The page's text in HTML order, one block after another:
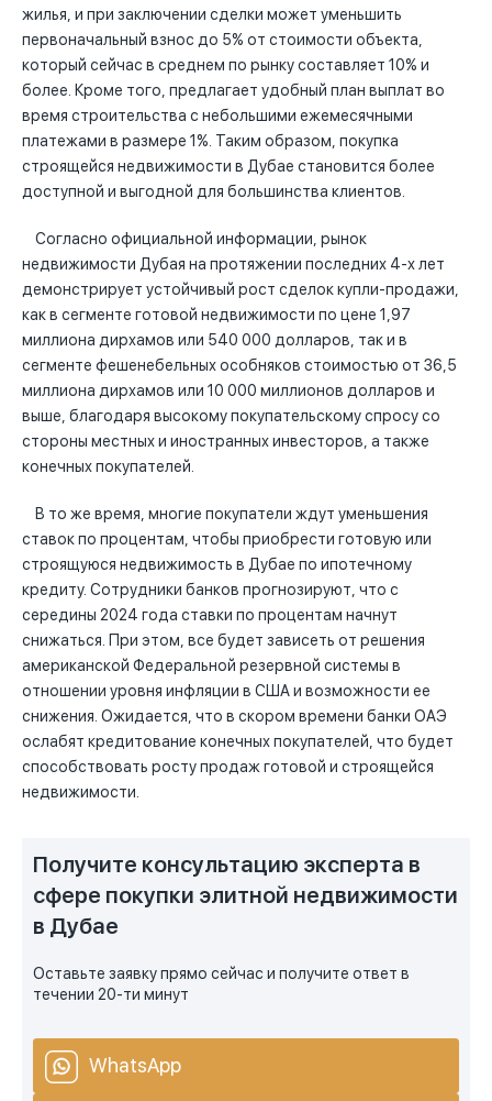
жилья, и при заключении сделки может уменьшить
первоначальный взнос до 5% от стоимости объекта,
который сейчас в среднем по рынку составляет 10% и
более. Кроме того, предлагает удобный план выплат во
время строительства с небольшими ежемесячными
платежами в размере 1%. Таким образом, покупка
строящейся недвижимости в Дубае становится более
доступной и выгодной для большинства клиентов.
Согласно официальной информации, рынок
недвижимости Дубая на протяжении последних 4-х лет
демонстрирует устойчивый рост сделок купли-продажи,
как в сегменте готовой недвижимости по цене 1,97
миллиона дирхамов или 540 000 долларов, так и в
сегменте фешенебельных особняков стоимостью от 36,5
миллиона дирхамов или 10 000 миллионов долларов и
выше, благодаря высокому покупательскому спросу со
стороны местных и иностранных инвесторов, а также
конечных покупателей.
В то же время, многие покупатели ждут уменьшения
ставок по процентам, чтобы приобрести готовую или
строящуюся недвижимость в Дубае по ипотечному
кредиту. Сотрудники банков прогнозируют, что с
середины 2024 года ставки по процентам начнут
снижаться. При этом, все будет зависеть от решения
американской Федеральной резервной системы в
отношении уровня инфляции в США и возможности ее
снижения. Ожидается, что в скором времени банки ОАЭ
ослабят кредитование конечных покупателей, что будет
способствовать росту продаж готовой и строящейся
недвижимости.
Получите консультацию эксперта в
сфере покупки элитной недвижимости
в Дубае
Оставьте заявку прямо сейчас и получите ответ в
течении 20-ти минут
WhatsApp